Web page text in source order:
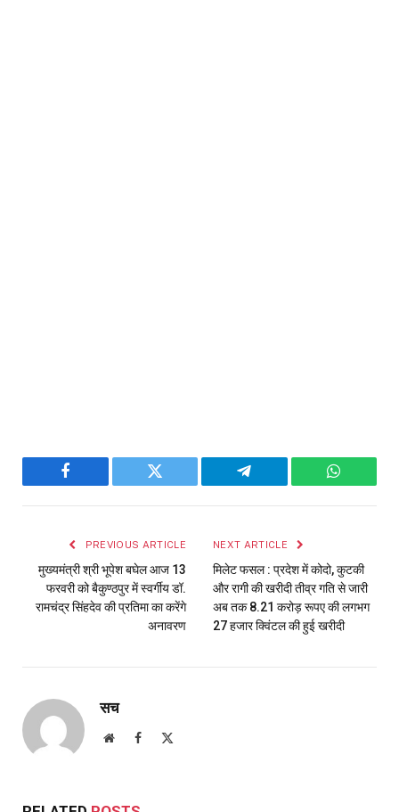
Facebook Twitter Telegram
PREVIOUS ARTICLE
मुख्यमंत्री श्री भूपेश बघेल आज 13
फरवरी को बैकुण्ठपुर में स्वर्गीय डॉ.
रामचंद्र सिंहदेव की प्रतिमा का करेंगे
अनावरण
NEXT ARTICLE
मिलेट फसल : प्रदेश में कोदो, कुटकी
और रागी की खरीदी तीव्र गति से जारी
अब तक 8.21 करोड़ रूपए की लगभग
27 हजार क्विंटल की हुई खरीदी
सच
WebsiteFacebook